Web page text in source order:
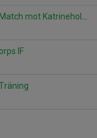
Match mot Katrineholms SK FK P 2015
IF